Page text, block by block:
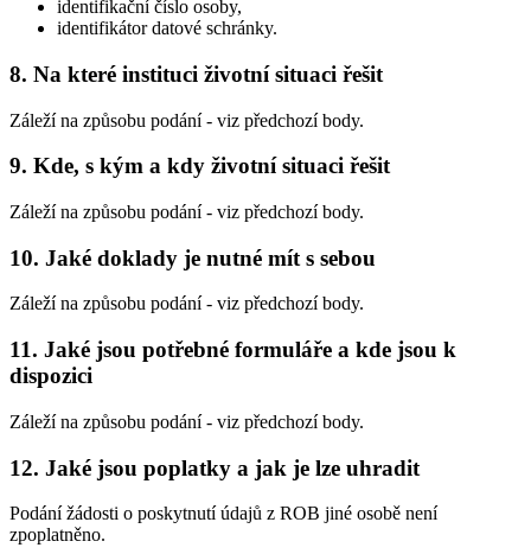
identifikační číslo osoby,
identifikátor datové schránky.
8. Na které instituci životní situaci řešit
Záleží na způsobu podání - viz předchozí body.
9. Kde, s kým a kdy životní situaci řešit
Záleží na způsobu podání - viz předchozí body.
10. Jaké doklady je nutné mít s sebou
Záleží na způsobu podání - viz předchozí body.
11. Jaké jsou potřebné formuláře a kde jsou k
dispozici
Záleží na způsobu podání - viz předchozí body.
12. Jaké jsou poplatky a jak je lze uhradit
Podání žádosti o poskytnutí údajů z ROB jiné osobě není
zpoplatněno.